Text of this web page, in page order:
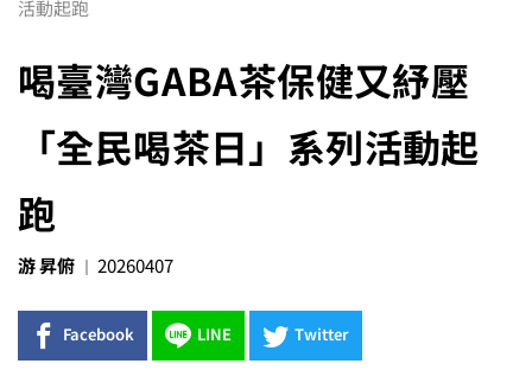
喝臺灣GABA茶保健又紓壓
「全民喝茶日」系列活動起
跑
游 昇俯 20260407
Facebook LINE Twitter